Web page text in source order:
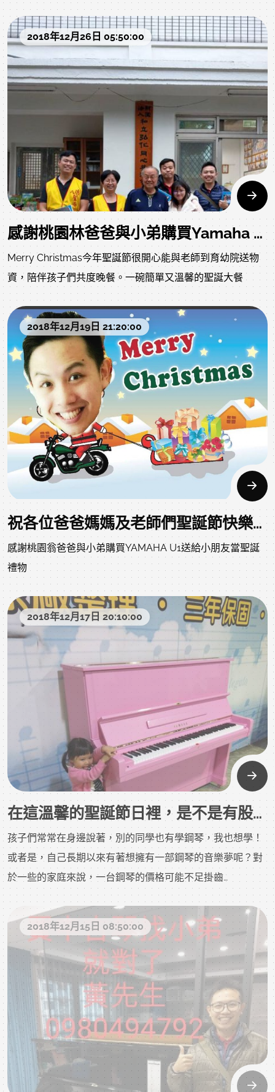
感謝新竹朱小姐購買Yamaha U3
感謝桃園吳先生購買Yamaha U1
2018年12月26日 05:50:00
感謝桃園林爸爸與小弟購買Yamaha U30送給孩子當聖誕禮物
Merry Christmas今年聖誕節很開心能與老師到育幼院送物
資，陪伴孩子們共度晚餐。一碗簡單又溫馨的聖誕大餐
2018年12月19日 21:20:00
祝各位爸爸媽媽及老師們聖誕節快樂喔!
感謝桃園翁爸爸與小弟購買YAMAHA U1送給小朋友當聖誕
禮物
2018年12月17日 20:10:00
在這溫馨的聖誕節日裡，是不是有股慾望，正蠢蠢欲動的發酵呢？
孩子們常常在身邊說著，別的同學也有學鋼琴，我也想學！
或者是，自己長期以來有著想擁有一部鋼琴的音樂夢呢？對
於一些的家庭來說，一台鋼琴的價格可能不足掛齒
但對於一般家庭而言，是有難以下手購買的感覺別擔心！
小弟懂您的煩惱～
小弟銷售的”二手鋼琴”，就是您最佳的聖誕節禮物！我們團
隊有完善的保固及售後服務，做為守護您鋼琴的專業管家!
2018年12月15日 08:50:00